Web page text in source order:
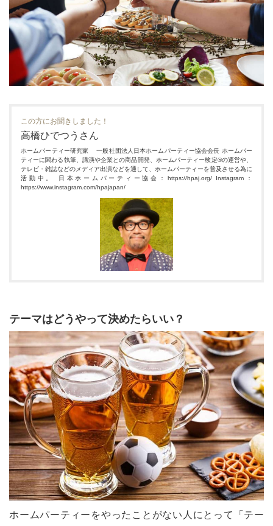
この方にお聞きしました！
高橋ひでつうさん
ホームパーティー研究家 一般社団法人日本ホームパーティー協会会長 ホームパー
ティーに関わる執筆、講演や企業との商品開発、ホームパーティー検定®の運営や、
テレビ・雑誌などのメディア出演などを通して、ホームパーティーを普及させる為に
活動中。 日本ホームパーティー協会：https://hpaj.org/ Instagram：
https://www.instagram.com/hpajapan/
テーマはどうやって決めたらいい？
ホームパーティーをやったことがない人にとって「テー